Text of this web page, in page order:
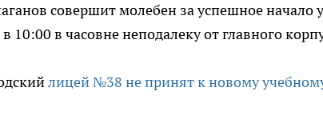
совершит молебен за успешное начало
в 10:00 в часовне неподалеку от главного
лицей №38 не принят к новому